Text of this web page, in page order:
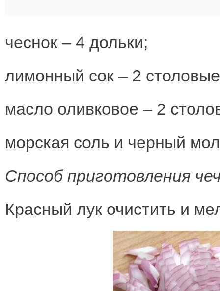
чеснок – 4 дольки;
лимонный сок – 2
масло оливковое – 2
морская соль и черный
Способ приготовления
Красный лук очистить и